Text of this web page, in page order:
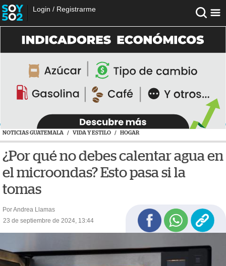
Login / Registrarme
NOTICIAS GUATEMALA / VIDA Y ESTILO / HOGAR
¿Por qué no debes calentar agua en
el microondas? Esto pasa si la
tomas
Por Andrea Llamas
23 de septiembre de 2024, 13:44